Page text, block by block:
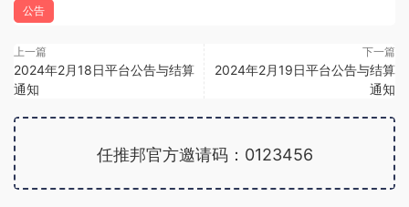
公告
上一篇
2024年2月18日平台公告与结算
通知
下一篇
2024年2月19日平台公告与结算
通知
任推邦官方邀请码：0123456